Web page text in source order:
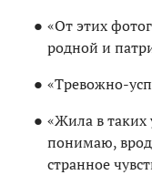
«От этих
родной и
«Тревожно-
«Жила в таких
понимаю,
странное